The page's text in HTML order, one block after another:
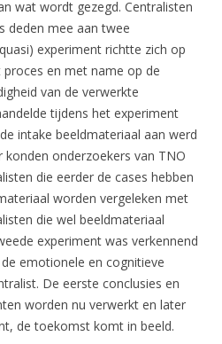
wat wordt gezegd. Centralisten
deden mee aan twee
experiment richtte zich op
en met name op de
van de verwerkte
tijdens het experiment
intake beeldmateriaal aan werd
onderzoekers van TNO
die eerder de cases hebben
worden vergeleken met
die wel beeldmateriaal
experiment was verkennend
emotionele en cognitieve
De eerste conclusies en
worden nu verwerkt en later
de toekomst komt in beeld.